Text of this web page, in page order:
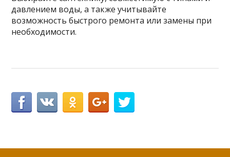
давлением воды, а также учитывайте
возможность быстрого ремонта или замены при
необходимости.